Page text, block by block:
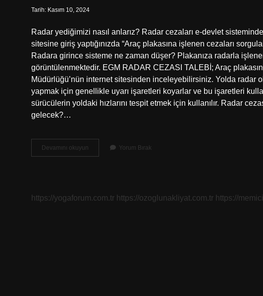
Tarih: Kasım 10, 2024
Radar yediğimizi nasıl anlarız? Radar cezaları e-devlet
sitesine giriş yaptığınızda “Araç plakasına işlenen cezaları
Radara girince sisteme ne zaman düşer? Plakanıza radarla
görüntülenmektedir. EGM RADAR CEZASI TALEBİ; Araç
Müdürlüğü’nün internet sitesinden inceleyebilirsiniz. Yolda radar
yapmak için genellikle uyarı işaretleri koyarlar ve bu işaretleri
sürücülerin yoldaki hızlarını tespit etmek için kullanılır. Radar
gelecek?…
Devamını okuyun
Girdiğimi
Yorum Bırak
https://yogaforum.com.tr https://ozoglunakliyat.com.tr https://